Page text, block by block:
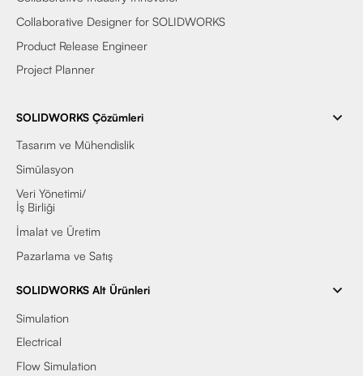
Collaborative Designer for SOLIDWORKS
Product Release Engineer
Project Planner
SOLIDWORKS Çözümleri
Tasarım ve Mühendislik
Simülasyon
Veri Yönetimi/
İş Birliği
İmalat ve Üretim
Pazarlama ve Satış
SOLIDWORKS Alt Ürünleri
Simulation
Electrical
Flow Simulation